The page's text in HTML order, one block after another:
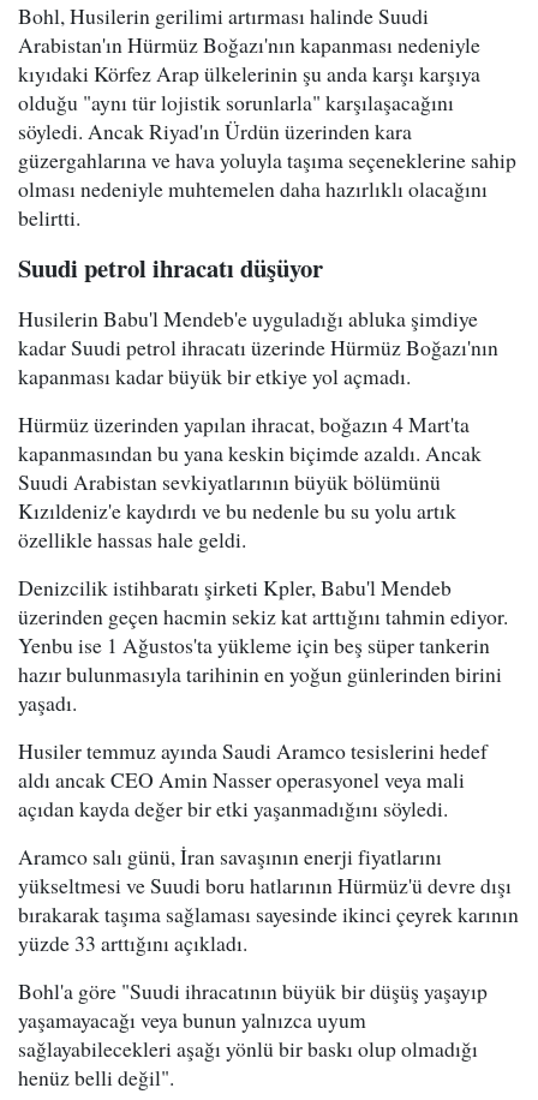
Bohl, Husilerin gerilimi artırması halinde Suudi
Arabistan'ın Hürmüz Boğazı'nın kapanması nedeniyle
kıyıdaki Körfez Arap ülkelerinin şu anda karşı karşıya
olduğu "aynı tür lojistik sorunlarla" karşılaşacağını
söyledi. Ancak Riyad'ın Ürdün üzerinden kara
güzergahlarına ve hava yoluyla taşıma seçeneklerine sahip
olması nedeniyle muhtemelen daha hazırlıklı olacağını
belirtti.
Suudi petrol ihracatı düşüyor
Husilerin Babu'l Mendeb'e uyguladığı abluka şimdiye
kadar Suudi petrol ihracatı üzerinde Hürmüz Boğazı'nın
kapanması kadar büyük bir etkiye yol açmadı.
Hürmüz üzerinden yapılan ihracat, boğazın 4 Mart'ta
kapanmasından bu yana keskin biçimde azaldı. Ancak
Suudi Arabistan sevkiyatlarının büyük bölümünü
Kızıldeniz'e kaydırdı ve bu nedenle bu su yolu artık
özellikle hassas hale geldi.
Denizcilik istihbaratı şirketi Kpler, Babu'l Mendeb
üzerinden geçen hacmin sekiz kat arttığını tahmin ediyor.
Yenbu ise 1 Ağustos'ta yükleme için beş süper tankerin
hazır bulunmasıyla tarihinin en yoğun günlerinden birini
yaşadı.
Husiler temmuz ayında Saudi Aramco tesislerini hedef
aldı ancak CEO Amin Nasser operasyonel veya mali
açıdan kayda değer bir etki yaşanmadığını söyledi.
Aramco salı günü, İran savaşının enerji fiyatlarını
yükseltmesi ve Suudi boru hatlarının Hürmüz'ü devre dışı
bırakarak taşıma sağlaması sayesinde ikinci çeyrek karının
yüzde 33 arttığını açıkladı.
Bohl'a göre "Suudi ihracatının büyük bir düşüş yaşayıp
yaşamayacağı veya bunun yalnızca uyum
sağlayabilecekleri aşağı yönlü bir baskı olup olmadığı
henüz belli değil".